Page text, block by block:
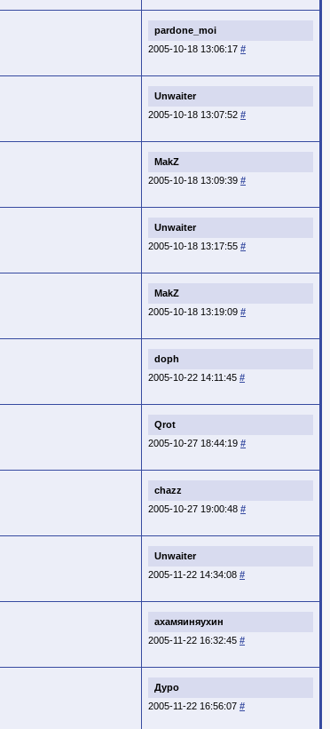
pardone_moi
2005-10-18 13:06:17 #
Unwaiter
2005-10-18 13:07:52 #
MakZ
2005-10-18 13:09:39 #
Unwaiter
2005-10-18 13:17:55 #
MakZ
2005-10-18 13:19:09 #
doph
2005-10-22 14:11:45 #
Qrot
2005-10-27 18:44:19 #
chazz
2005-10-27 19:00:48 #
Unwaiter
2005-11-22 14:34:08 #
ахамяиняухин
2005-11-22 16:32:45 #
Дуро
2005-11-22 16:56:07 #